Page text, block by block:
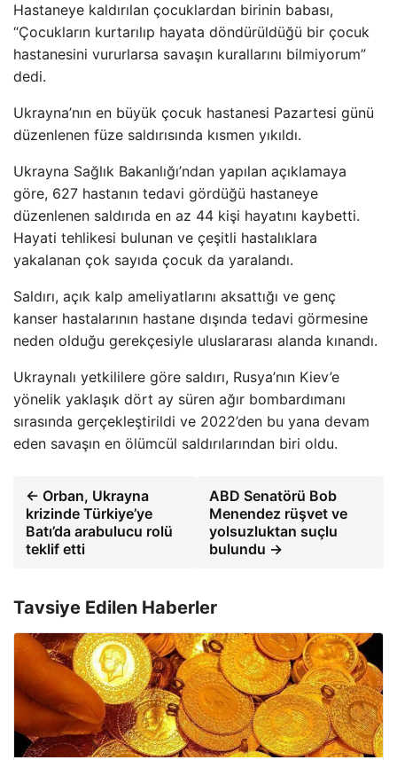
Hastaneye kaldırılan çocuklardan birinin babası,
“Çocukların kurtarılıp hayata döndürüldüğü bir çocuk
hastanesini vururlarsa savaşın kurallarını bilmiyorum”
dedi.
Ukrayna’nın en büyük çocuk hastanesi Pazartesi günü
düzenlenen füze saldırısında kısmen yıkıldı.
Ukrayna Sağlık Bakanlığı’ndan yapılan açıklamaya
göre, 627 hastanın tedavi gördüğü hastaneye
düzenlenen saldırıda en az 44 kişi hayatını kaybetti.
Hayati tehlikesi bulunan ve çeşitli hastalıklara
yakalanan çok sayıda çocuk da yaralandı.
Saldırı, açık kalp ameliyatlarını aksattığı ve genç
kanser hastalarının hastane dışında tedavi görmesine
neden olduğu gerekçesiyle uluslararası alanda kınandı.
Ukraynalı yetkililere göre saldırı, Rusya’nın Kiev’e
yönelik yaklaşık dört ay süren ağır bombardımanı
sırasında gerçekleştirildi ve 2022’den bu yana devam
eden savaşın en ölümcül saldırılarından biri oldu.
← Orban, Ukrayna
krizinde Türkiye’ye
Batı’da arabulucu rolü
teklif etti
ABD Senatörü Bob
Menendez rüşvet ve
yolsuzluktan suçlu
bulundu →
Tavsiye Edilen Haberler